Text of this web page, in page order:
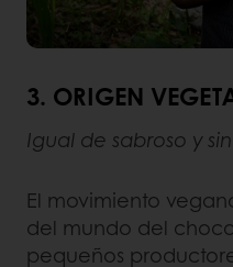
3. ORIGEN
Igual de sabroso y
El movimiento
del mundo del
pequeños